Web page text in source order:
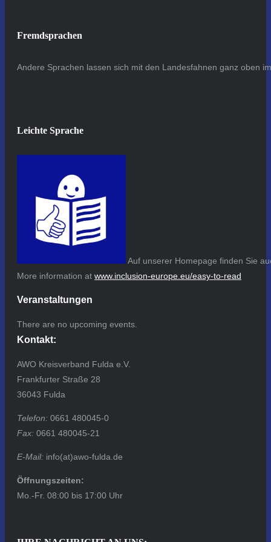
Fremdsprachen
Andere Sprachen lassen sich mit den Landesfahnen ganz oben
Leichte Sprache
Auf unserer Homepage finden Sie
More information at www.inclusion-europe.eu/easy-to-read
Veranstaltungen
There are no upcoming events.
Kontakt:
AWO Kreisverband Fulda e.V.
Frankfurter Straße 28
36043 Fulda
Telefon: 0661 480045-0
Fax: 0661 480045-21
E-Mail: info(at)awo-fulda.de
Öffnungszeiten:
Mo.-Fr. 08:00 bis 17:00 Uhr